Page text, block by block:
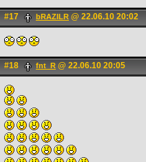
#17 bRAZILR @ 22.06.10 20:02
#18 fnt_R @ 22.06.10 20:05